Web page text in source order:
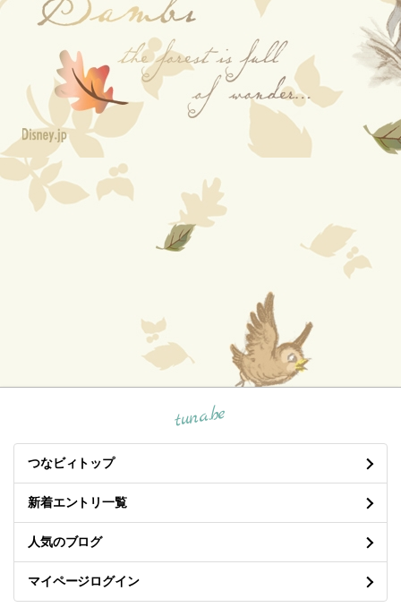
tuna.be
つなビィトップ
新着エントリ一覧
人気のブログ
マイページログイン